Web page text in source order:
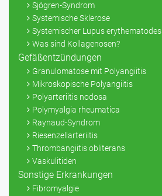
Sjögren-Syndrom
Systemische Sklerose
Systemischer Lupus erythematodes
Was sind Kollagenosen?
Gefäßentzündungen
Granulomatose mit Polyangiitis
Mikroskopische Polyangiitis
Polyarteriitis nodosa
Polymyalgia rheumatica
Raynaud-Syndrom
Riesenzellarteriitis
Thrombangiitis obliterans
Vaskulitiden
Sonstige Erkrankungen
Fibromyalgie